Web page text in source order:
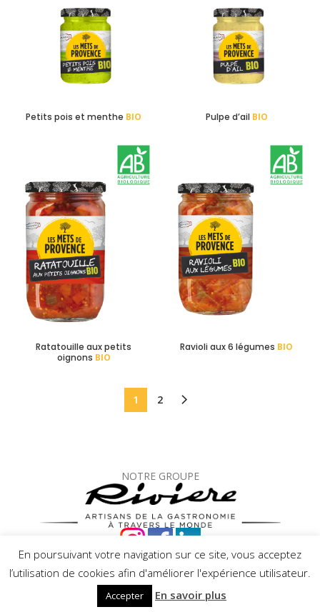
Petits pois et menthe BIO Pulpe d’ail BIO
Ratatouille aux petits
oignons BIO
Ravioli aux 6 légumes BIO
1 2
NOTRE GROUPE
© Mets de Provence – Mentions légales – Protection des
données
En poursuivant votre navigation sur ce site, vous acceptez
l’utilisation de cookies afin d'améliorer l'expérience utilisateur.
Accepter En savoir plus